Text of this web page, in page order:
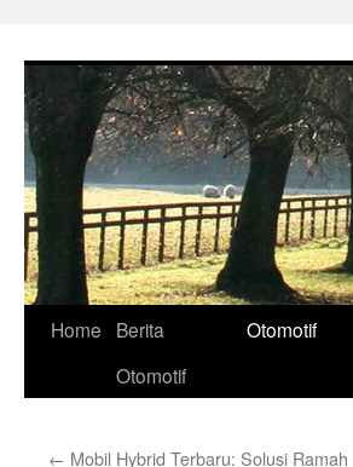
Home
Berita
Otomotif
Otomotif
← Mobil Hybrid Terbaru: Solusi Ramah